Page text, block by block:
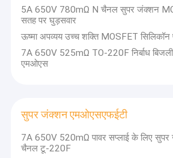
5A 650V 780mΩ N चैनल सुपर जंक्शन
सतह पर घुड़सवार
ऊष्मा अपव्यय उच्च शक्ति MOSFET सिलिकॉन
7A 650V 525mΩ TO-220F निर्बाध
एमओएस
सुपर जंक्शन एमओएसएफईटी
7A 650V 520mΩ पावर सप्लाई के लिए
चैनल टू-220F